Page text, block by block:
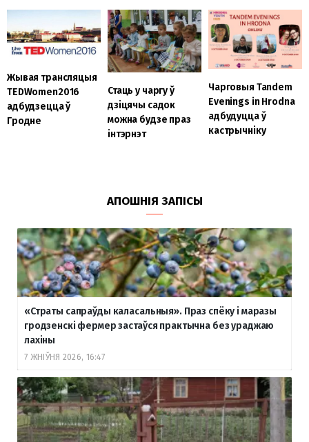
Жывая трансляцыя
TEDWomen2016
адбудзецца ў
Гродне
Стаць у чаргу ў
дзіцячы садок
можна будзе праз
інтэрнэт
Чарговыя Tandem
Evenings in Hrodna
адбудуцца ў
кастрычніку
АПОШНІЯ ЗАПІСЫ
«Страты сапраўды каласальныя». Праз спёку і маразы
гродзенскі фермер застаўся практычна без ураджаю
лахіны
7 ЖНІЎНЯ 2026, 16:47